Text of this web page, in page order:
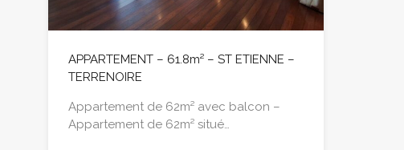
APPARTEMENT – 61.8m² – ST ETIENNE –
TERRENOIRE
Appartement de 62m² avec balcon –
Appartement de 62m² situé…